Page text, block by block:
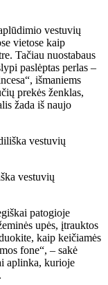
vestuvių
vietose kaip
Tačiau nuostabaus
paslėptas perlas –
išmaniems
prekės ženklas,
žada iš naujo
vestuvių
patogioje
upės, įtrauktos
kaip keičiamės
fone“, – sakė
aplinka, kurioje